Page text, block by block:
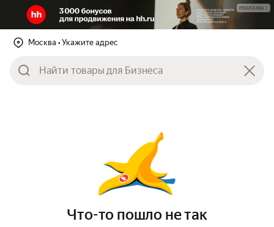
РЕКЛАМА
Москва • Укажите адрес
Что-то пошло не так